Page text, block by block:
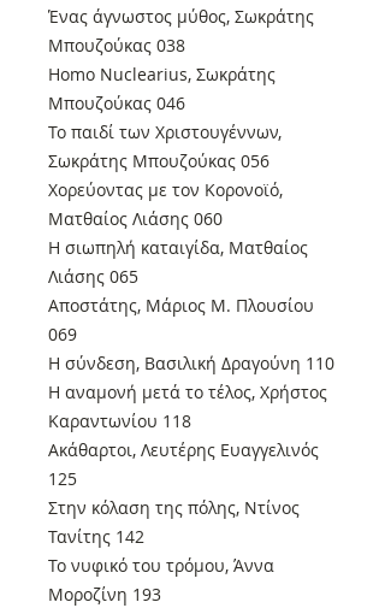
Ένας άγνωστος μύθος, Σωκράτης
Μπουζούκας 038
Homo Nuclearius, Σωκράτης
Μπουζούκας 046
Το παιδί των Χριστουγέννων,
Σωκράτης Μπουζούκας 056
Χορεύοντας με τον Κορονοϊό,
Ματθαίος Λιάσης 060
Η σιωπηλή καταιγίδα, Ματθαίος
Λιάσης 065
Αποστάτης, Μάριος Μ. Πλουσίου
069
Η σύνδεση, Βασιλική Δραγούνη 110
Η αναμονή μετά το τέλος, Χρήστος
Καραντωνίου 118
Ακάθαρτοι, Λευτέρης Ευαγγελινός
125
Στην κόλαση της πόλης, Ντίνος
Τανίτης 142
Το νυφικό του τρόμου, Άννα
Μοροζίνη 193